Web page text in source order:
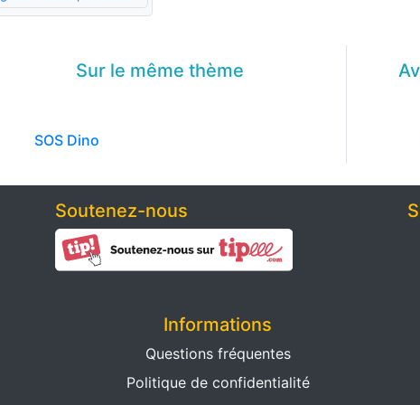
Sur le même thème
SOS Dino
Soutenez-nous
Informations
Questions fréquentes
Politique de confidentialité